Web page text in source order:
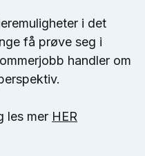
i det
få prøve seg i
handler om
les mer HER